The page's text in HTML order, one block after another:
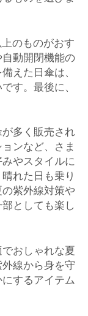
のものがおす
動開閉機能の
えた日傘は、
す。最後に、
多く販売され
ンなど、さま
やスタイルに
れた日も乗り
紫外線対策や
としても楽し
おしゃれな夏
線から身を守
するアイテム